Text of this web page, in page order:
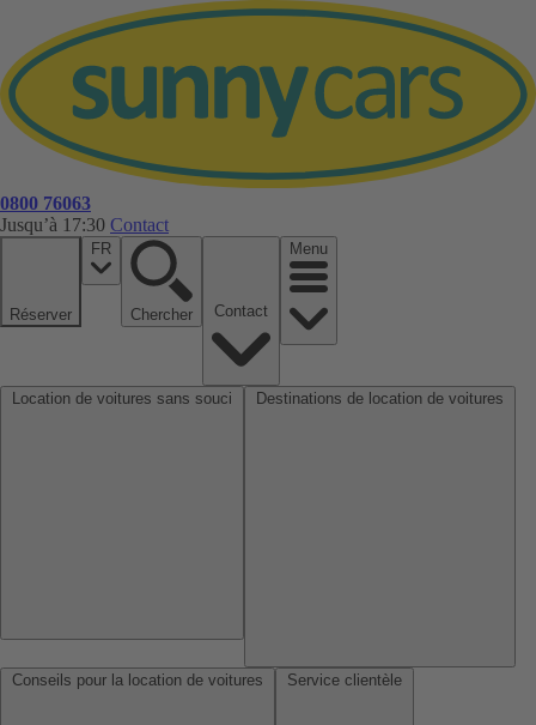
0800 76063
Jusqu’à 17:30 Contact
Réserver
FR
Chercher
Menu